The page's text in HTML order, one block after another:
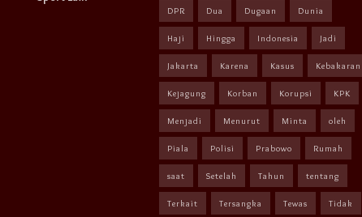
DPR Dua Dugaan Dunia
Haji Hingga Indonesia Jadi
Jakarta Karena Kasus Kebakaran
Kejagung Korban Korupsi KPK
Menjadi Menurut Minta oleh
Piala Polisi Prabowo Rumah
saat Setelah Tahun tentang
Terkait Tersangka Tewas Tidak